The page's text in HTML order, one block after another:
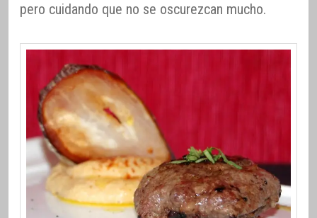
pero cuidando que no se oscurezcan mucho.